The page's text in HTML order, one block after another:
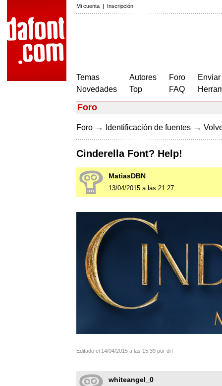
Mi cuenta | Inscripción
Temas
Novedades
Autores
Top
Foro
FAQ
Foro
Foro → Identificación de fuentes →
Cinderella Font? Help!
MatiasDBN
13/04/2015 a las 21:27
Editado el 14/04/2015 a las 15:39 por drf
whiteangel_0